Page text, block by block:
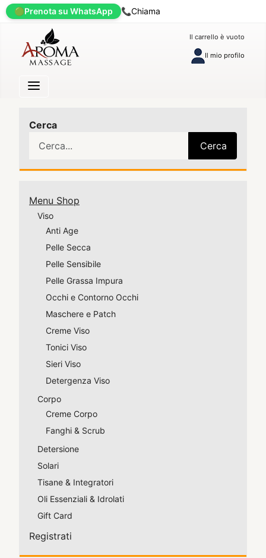
🟢Prenota su WhatsApp 📞Chiama
Il carrello è vuoto
Il mio profilo
Cerca
Cerca
Menu Shop
Viso
Anti Age
Pelle Secca
Pelle Sensibile
Pelle Grassa Impura
Occhi e Contorno Occhi
Maschere e Patch
Creme Viso
Tonici Viso
Sieri Viso
Detergenza Viso
Corpo
Creme Corpo
Fanghi & Scrub
Detersione
Solari
Tisane & Integratori
Oli Essenziali & Idrolati
Gift Card
Registrati